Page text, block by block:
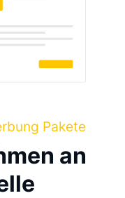
Pakete
an